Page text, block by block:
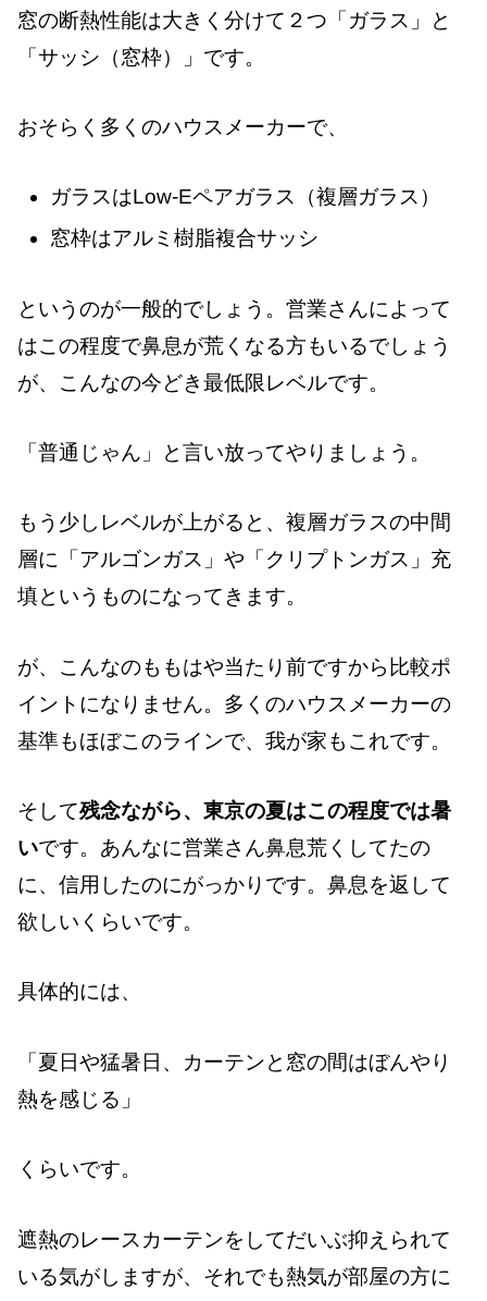
窓の断熱性能は大きく分けて２つ「ガラス」と
「サッシ（窓枠）」です。
おそらく多くのハウスメーカーで、
ガラスはLow-Eペアガラス（複層ガラス）
窓枠はアルミ樹脂複合サッシ
というのが一般的でしょう。営業さんによって
はこの程度で鼻息が荒くなる方もいるでしょう
が、こんなの今どき最低限レベルです。
「普通じゃん」と言い放ってやりましょう。
もう少しレベルが上がると、複層ガラスの中間
層に「アルゴンガス」や「クリプトンガス」充
填というものになってきます。
が、こんなのももはや当たり前ですから比較ポ
イントになりません。多くのハウスメーカーの
基準もほぼこのラインで、我が家もこれです。
そして残念ながら、東京の夏はこの程度では暑
いです。あんなに営業さん鼻息荒くしてたの
に、信用したのにがっかりです。鼻息を返して
欲しいくらいです。
具体的には、
「夏日や猛暑日、カーテンと窓の間はぼんやり
熱を感じる」
くらいです。
遮熱のレースカーテンをしてだいぶ抑えられて
いる気がしますが、それでも熱気が部屋の方に